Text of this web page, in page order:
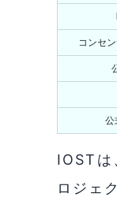
5
コンセ
公
IOSTは
ロジェ